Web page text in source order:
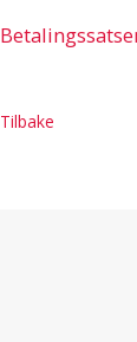
Tilbake